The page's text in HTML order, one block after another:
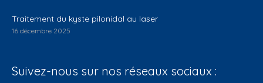
Traitement du kyste pilonidal au laser
16 décembre 2025
Suivez-nous sur nos réseaux sociaux :